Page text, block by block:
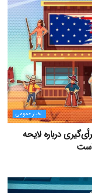
اخبار عمومی
درباره لایحه